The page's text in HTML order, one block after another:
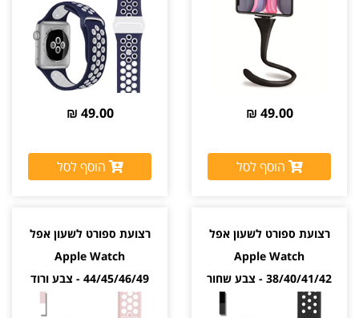
49.00 ₪
הוסף לסל
49.00 ₪
הוסף לסל
רצועת ספורט לשעון אפל
Apple Watch
38/40/41/42 - צבע שחור
רצועת ספורט לשעון אפל
Apple Watch
44/45/46/49 - צבע ורוד